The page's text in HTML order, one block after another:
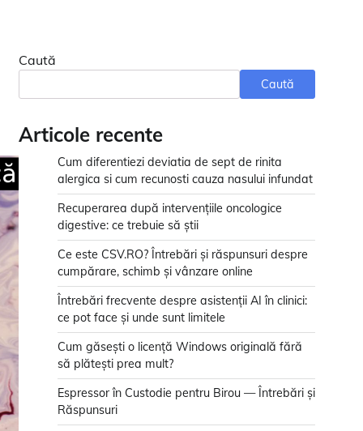
Caută
Caută
Articole recente
Cum diferentiezi deviatia de sept de rinita
alergica si cum recunosti cauza nasului infundat
Recuperarea după intervențiile oncologice
digestive: ce trebuie să știi
Ce este CSV.RO? Întrebări și răspunsuri despre
cumpărare, schimb și vânzare online
Întrebări frecvente despre asistenții AI în clinici:
ce pot face și unde sunt limitele
Cum găsești o licență Windows originală fără
să plătești prea mult?
Espressor în Custodie pentru Birou — Întrebări și
Răspunsuri